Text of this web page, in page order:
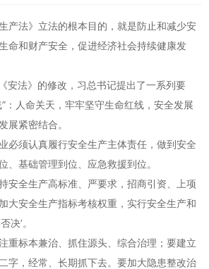
产法》立法的根本目的，就是防止和减少安
命和财产安全，促进经济社会持续健康发
安法》的修改，习总书记提出了一系列要
：人命关天，牢牢坚守生命红线，安全发展
展紧密结合。
必须认真履行安全生产主体责任，做到安全
、基础管理到位、应急救援到位。
安全生产高标准、严要求，招商引资、上项
大安全生产指标考核权重，实行安全生产和
决’。
重标本兼治、抓住源头、综合治理；要建立
字，经常、长期抓下去。要加大隐患整改治